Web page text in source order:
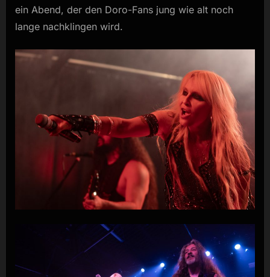
ein Abend, der den Doro-Fans jung wie alt noch
lange nachklingen wird.